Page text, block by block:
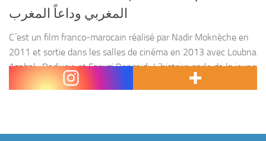
المغربي وداعاً المغرب
C´est un film franco-marocain réalisé par Nadir Moknèche en
2011 et sortie dans les salles de cinéma en 2013 avec Loubna
Azabal , Radivoje et Faouzi Bensaidi. L´histoire parle da la jeune
Dounia qui...